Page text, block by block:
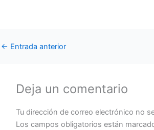
← Entrada anterior
Deja un comentario
Tu dirección de correo electrónico no
Los campos obligatorios están